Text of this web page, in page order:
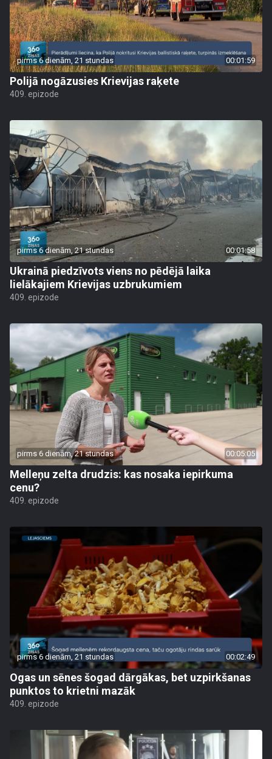
pirms 6 dienām, 21 stundas 00:01:59
Polijā nogāzusies Krievijas raķete
409. epizode
pirms 6 dienām, 21 stundas 00:01:58
Ukrainā piedzīvots viens no pēdējā laika
lielākajiem Krievijas uzbrukumiem
409. epizode
pirms 6 dienām, 21 stundas 00:05:05
Melleņu zelta drudzis: kas nosaka iepirkuma
cenu?
409. epizode
pirms 6 dienām, 21 stundas 00:02:49
Ogas un sēnes šogad dārgākas, bet uzpirkšanas
punktos to krietni mazāk
409. epizode